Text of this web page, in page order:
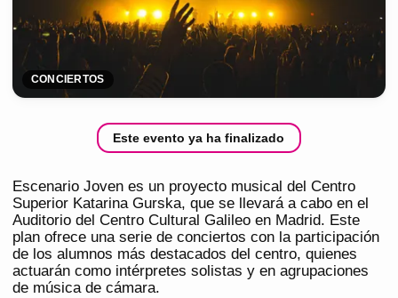
CONCIERTOS
Este evento ya ha finalizado
Escenario Joven es un proyecto musical del Centro
Superior Katarina Gurska, que se llevará a cabo en el
Auditorio del Centro Cultural Galileo en Madrid. Este
plan ofrece una serie de conciertos con la participación
de los alumnos más destacados del centro, quienes
actuarán como intérpretes solistas y en agrupaciones
de música de cámara.